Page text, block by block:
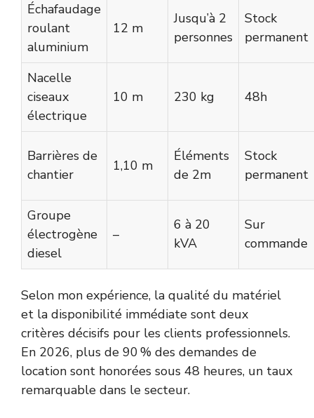
Échafaudage
roulant
aluminium
12 m
Jusqu’à 2
personnes
Stock
permanent
Nacelle
ciseaux
électrique
10 m 230 kg 48h
Barrières de
chantier
1,10 m
Éléments
de 2m
Stock
permanent
Groupe
électrogène
diesel
–
6 à 20
kVA
Sur
commande
Selon mon expérience, la qualité du matériel
et la disponibilité immédiate sont deux
critères décisifs pour les clients professionnels.
En 2026, plus de 90 % des demandes de
location sont honorées sous 48 heures, un taux
remarquable dans le secteur.